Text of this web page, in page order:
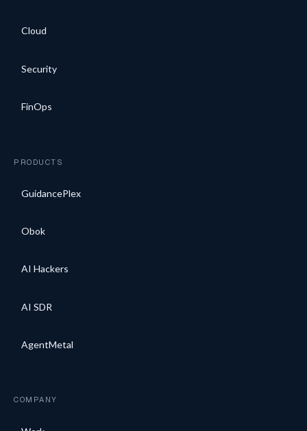
Cloud
Security
FinOps
PRODUCTS
GuidancePlex
Obok
AI Hackers
AI SDR
AgentMetal
COMPANY